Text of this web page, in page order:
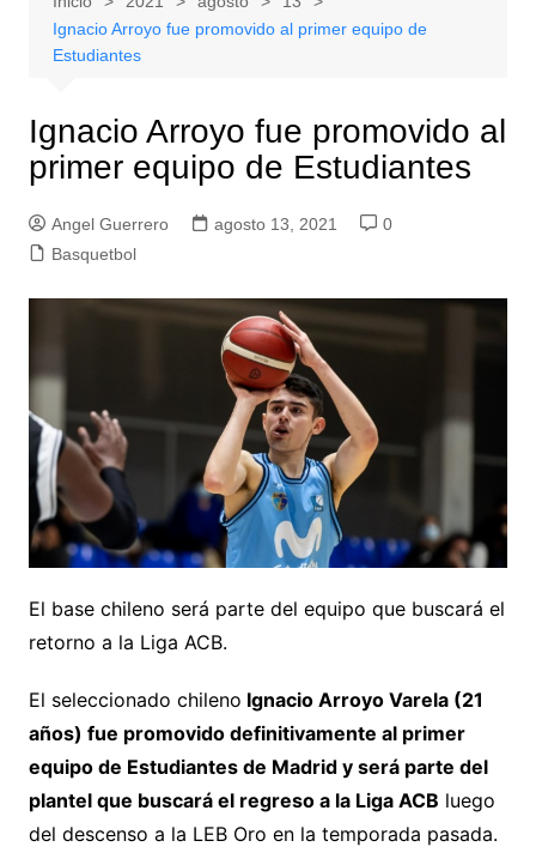
Ignacio Arroyo fue promovido al primer equipo de
Estudiantes
Ignacio Arroyo fue promovido al
primer equipo de Estudiantes
Angel Guerrero agosto 13, 2021
0
Basquetbol
El base chileno será parte del equipo que buscará el
retorno a la Liga ACB.
El seleccionado chileno Ignacio Arroyo Varela (21
años) fue promovido definitivamente al primer
equipo de Estudiantes de Madrid y será parte del
plantel que buscará el regreso a la Liga ACB luego
del descenso a la LEB Oro en la temporada pasada.